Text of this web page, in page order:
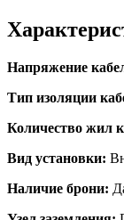
Напряжение
Тип изоляции
Количество жил
Вид установки:
Наличие брони: